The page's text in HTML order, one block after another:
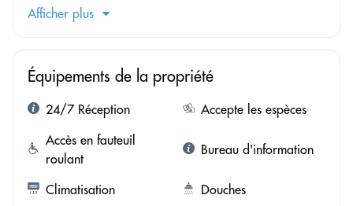
Afficher plus
Équipements de la propriété
24/7 Réception
Accepte les espèces
Accès en fauteuil
roulant
Bureau d'information
Climatisation
Douches